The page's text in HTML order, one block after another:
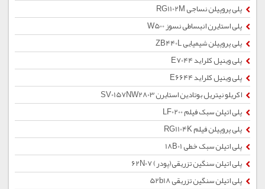
پلی پروپیلن نساجی RG1102M
پلی استایرن انبساطی نسوز W500
پلی پروپیلن شیمیایی ZB440L
پلی وینیل کلراید E7044
پلی وینیل کلراید E6644
اکریلو نیتریل بوتادین استایرن SV0157NW2803
پلی اتیلن سبک فیلم LF0200
پلی پروپیلن فیلم RG1104K
پلی اتیلن سبک خطی 18B01
پلی اتیلن سنگین تزریقی(پودر) 62N07
پلی اتیلن سنگین تزریقی 52b18